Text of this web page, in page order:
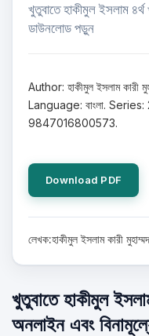
খুতুবাতে হাকীমুল ইসলাম
ডাউনলোড পড়ুন
Author: হাকীমুল ইসলাম কারী
Language: বাংলা.
9847016800573.
Download PDF
লেখক:হাকীমুল ইসলাম কারী
খুতুবাতে হাকীমুল
অনলাইন এবং